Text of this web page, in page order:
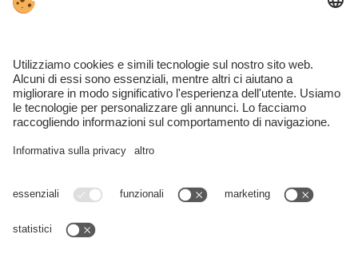
Part. IVA IT02365710215
Impostazioni cookie individuali
alloggi nella regione di Merano – completo, ispirante e